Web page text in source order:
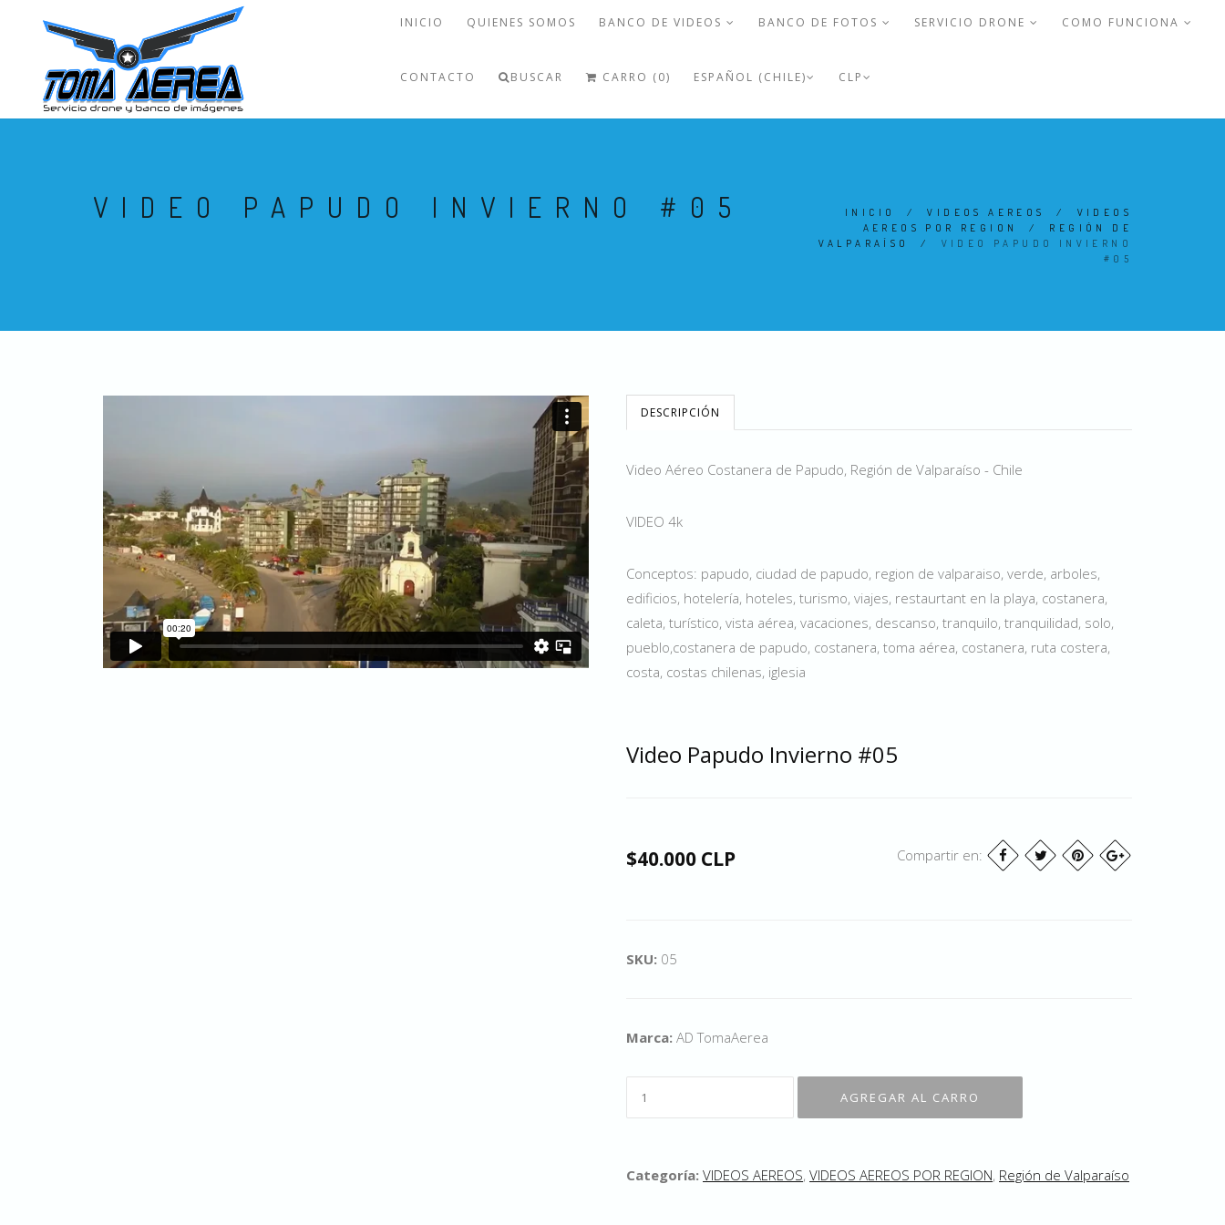
INICIO QUIENES SOMOS BANCO DE VIDEOS BANCO DE FOTOS SERVICIO DRONE COMO FUNCIONA
CONTACTO BUSCAR CARRO (0) ESPAÑOL (CHILE) CLP
VIDEO PAPUDO INVIERNO #05 INICIO /VIDEOS AEREOS / VIDEOS
AEREOS POR REGION
/ REGIÓN DE
VALPARAÍSO
/ VIDEO PAPUDO INVIERNO
#05
DESCRIPCIÓN
Video Aéreo Costanera de Papudo, Región de Valparaíso - Chile
VIDEO 4k
Conceptos: papudo, ciudad de papudo, region de valparaiso, verde, arboles,
edificios, hotelería, hoteles, turismo, viajes, restaurtant en la playa, costanera,
caleta, turístico, vista aérea, vacaciones, descanso, tranquilo, tranquilidad, solo,
pueblo,costanera de papudo, costanera, toma aérea, costanera, ruta costera,
costa, costas chilenas, iglesia
Video Papudo Invierno #05
$40.000 CLP Compartir en:
SKU: 05
Marca: AD TomaAerea
Categoría: VIDEOS AEREOS, VIDEOS AEREOS POR REGION, Región de Valparaíso